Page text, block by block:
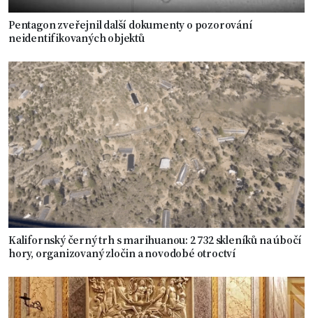
Pentagon zveřejnil další dokumenty o pozorování
neidentifikovaných objektů
Kalifornský černý trh s marihuanou: 2 732 skleníků na úbočí
hory, organizovaný zločin a novodobé otroctví